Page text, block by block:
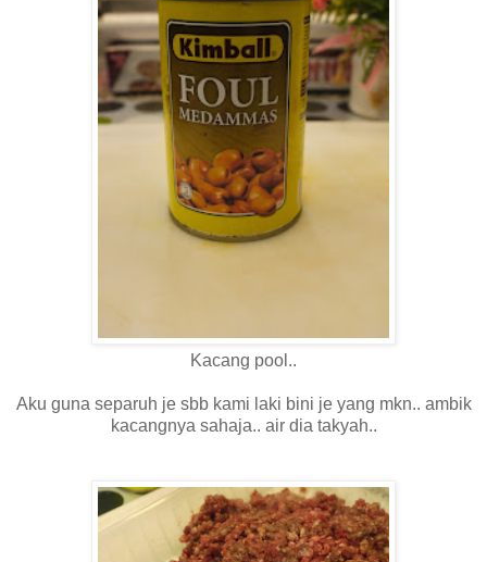
Kacang pool..
Aku guna separuh je sbb kami laki bini je yang mkn.. ambik
kacangnya sahaja.. air dia takyah..